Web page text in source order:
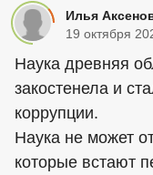
Илья
19 октября
Наука древняя
закостенела и
коррупции.
Наука не может
которые встают